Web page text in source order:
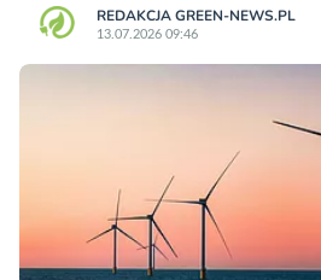
REDAKCJA GREEN-NEWS.PL
13.07.2026 09:46